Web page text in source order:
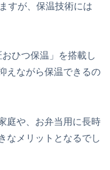
すが、保温技術には
ひつ保温」を搭載し
えながら保温できるの
庭や、お弁当用に長時
なメリットとなるでし